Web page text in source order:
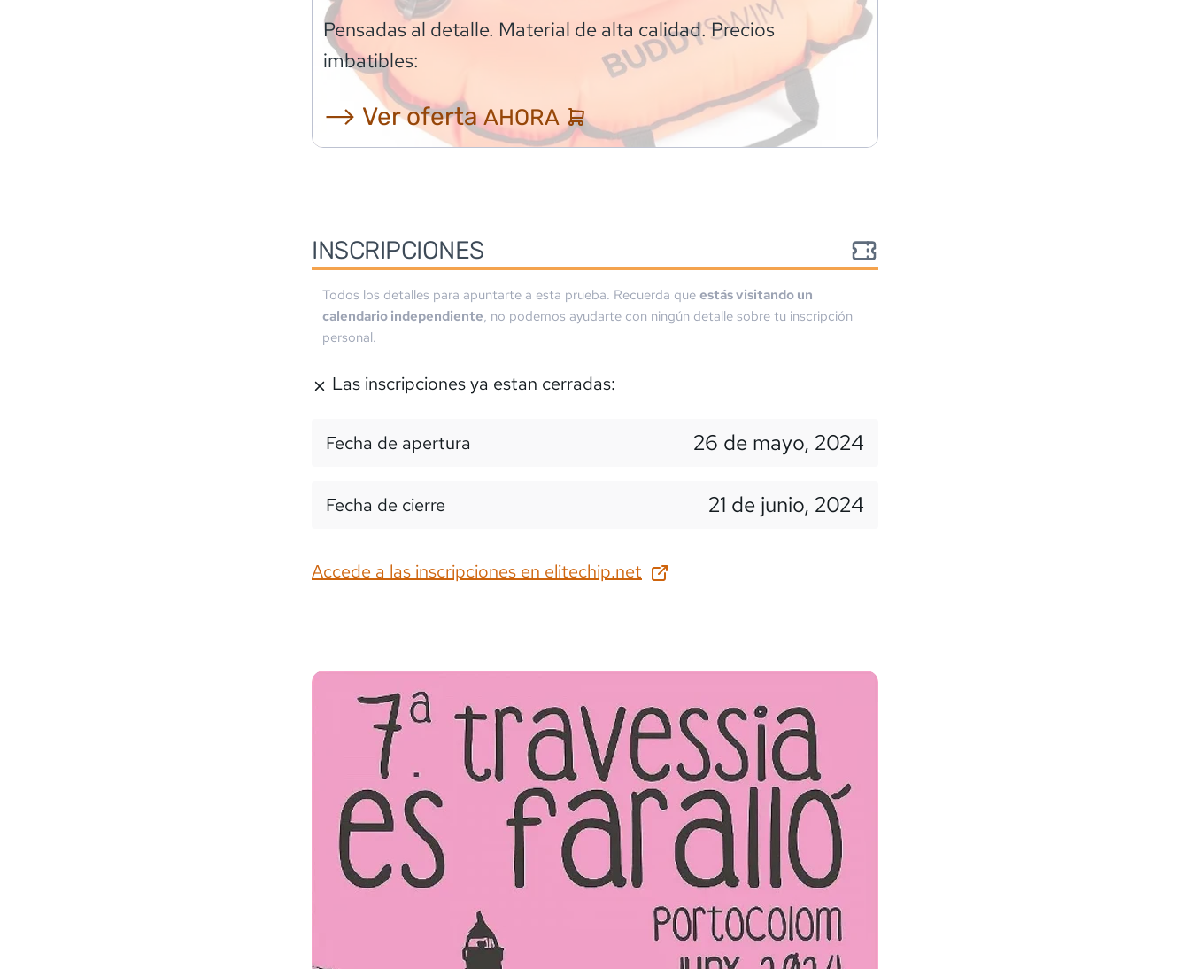
Pensadas al detalle. Material de alta calidad. Precios
imbatibles:
⟶ Ver ofertaAHORA
INSCRIPCIONES
Todos los detalles para apuntarte a esta prueba. Recuerda que estás visitando un
calendario independiente, no podemos ayudarte con ningún detalle sobre tu inscripción
personal.
Las inscripciones ya estan cerradas:
Fecha de apertura 26 de mayo, 2024
Fecha de cierre 21 de junio, 2024
Accede a las inscripciones en elitechip.net